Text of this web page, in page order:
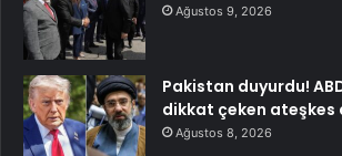
Ağustos 9, 2026
Pakistan duyurdu!
dikkat çeken ateşkes
Ağustos 8, 2026